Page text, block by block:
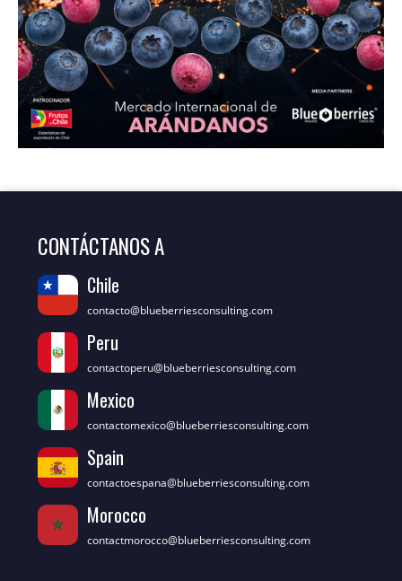
CONTÁCTANOS A
Chile
contacto@blueberriesconsulting.com
Peru
contactoperu@blueberriesconsulting.com
Mexico
contactomexico@blueberriesconsulting.com
Spain
contactoespana@blueberriesconsulting.com
Morocco
contactmorocco@blueberriesconsulting.com